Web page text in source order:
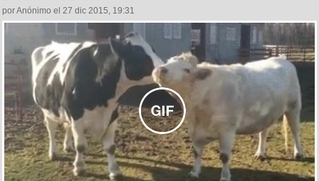
por Anónimo el 27 dic 2015, 19:31